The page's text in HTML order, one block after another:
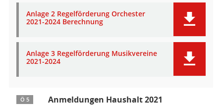
Anlage 2 Regelförderung Orchester
2021-2024 Berechnung
Anlage 3 Regelförderung Musikvereine
2021-2024
Ö 5 Anmeldungen Haushalt 2021